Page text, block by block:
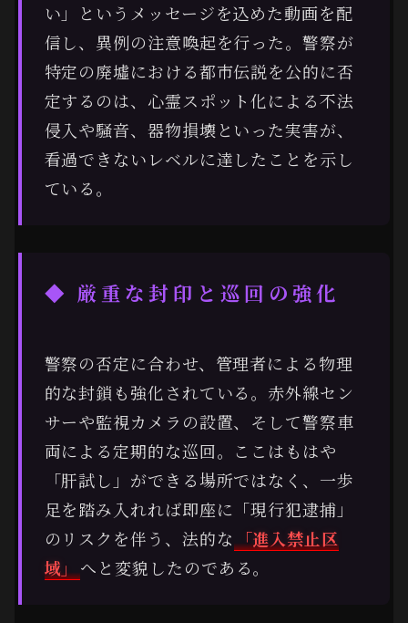
い」というメッセージを込めた動画を配
信し、異例の注意喚起を行った。警察が
特定の廃墟における都市伝説を公的に否
定するのは、心霊スポット化による不法
侵入や騒音、器物損壊といった実害が、
看過できないレベルに達したことを示し
ている。
◆ 厳重な封印と巡回の強化
警察の否定に合わせ、管理者による物理
的な封鎖も強化されている。赤外線セン
サーや監視カメラの設置、そして警察車
両による定期的な巡回。ここはもはや
「肝試し」ができる場所ではなく、一歩
足を踏み入れれば即座に「現行犯逮捕」
のリスクを伴う、法的な
「進入禁止区
域」 へと変貌したのである。